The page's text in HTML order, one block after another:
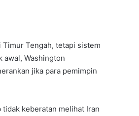
Tengah, tetapi sistem
awal, Washington
jika para pemimpin
keberatan melihat Iran